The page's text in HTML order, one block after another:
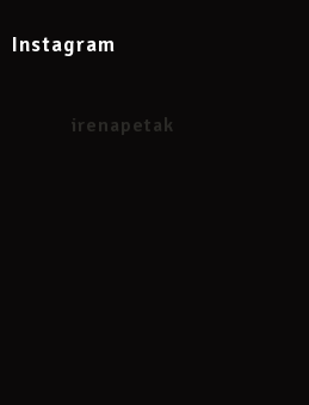
Instagram
irenapetak